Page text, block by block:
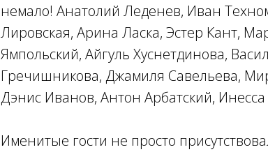
немало! Анатолий Леденев, Иван
Лировская, Арина Ласка, Эстер Кант,
Ямпольский, Айгуль Хуснетдинова,
Гречишникова, Джамиля Савельева,
Дэнис Иванов, Антон Арбатский,
Именитые гости не просто